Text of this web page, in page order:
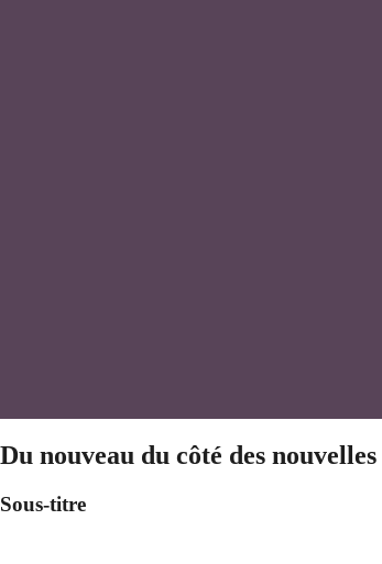
Du nouveau du côté des
Sous-titre